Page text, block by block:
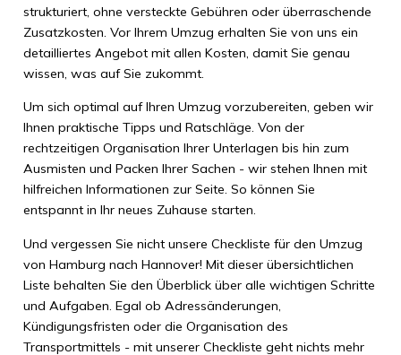
strukturiert, ohne versteckte Gebühren oder überraschende
Zusatzkosten. Vor Ihrem Umzug erhalten Sie von uns ein
detailliertes Angebot mit allen Kosten, damit Sie genau
wissen, was auf Sie zukommt.
Um sich optimal auf Ihren Umzug vorzubereiten, geben wir
Ihnen praktische Tipps und Ratschläge. Von der
rechtzeitigen Organisation Ihrer Unterlagen bis hin zum
Ausmisten und Packen Ihrer Sachen - wir stehen Ihnen mit
hilfreichen Informationen zur Seite. So können Sie
entspannt in Ihr neues Zuhause starten.
Und vergessen Sie nicht unsere Checkliste für den Umzug
von Hamburg nach Hannover! Mit dieser übersichtlichen
Liste behalten Sie den Überblick über alle wichtigen Schritte
und Aufgaben. Egal ob Adressänderungen,
Kündigungsfristen oder die Organisation des
Transportmittels - mit unserer Checkliste geht nichts mehr